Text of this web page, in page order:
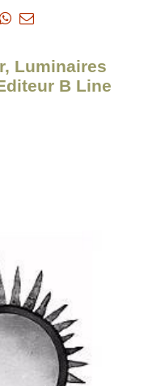
Luminaires
B Line